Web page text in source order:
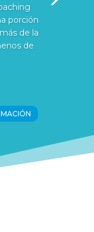
porción
de la
de